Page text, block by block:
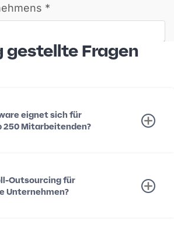
gestellte Fragen
eignet sich für
250 Mitarbeitenden?
Outsourcing für
Unternehmen?